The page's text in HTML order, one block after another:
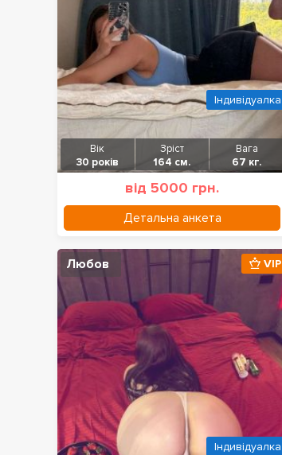
Вік
30 років
Зріст
164 см.
Вага
67 кг.
від 5000 грн.
Детальна анкета
Індивідуалка
Любов VIP
Індивідуалка